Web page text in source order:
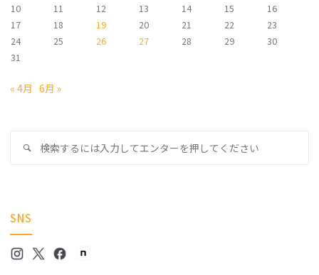
10
11 12 13 14 15
16
17
18 19 20 21 22
23
24
25 26 27 28 29
30
31
« 4月 6月 »
検
SNS